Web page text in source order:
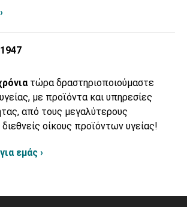
τώρα δραστηριοποιούμαστε
με προϊόντα και υπηρεσίες
από τους μεγαλύτερους
οίκους προϊόντων υγείας!
εμάς ›